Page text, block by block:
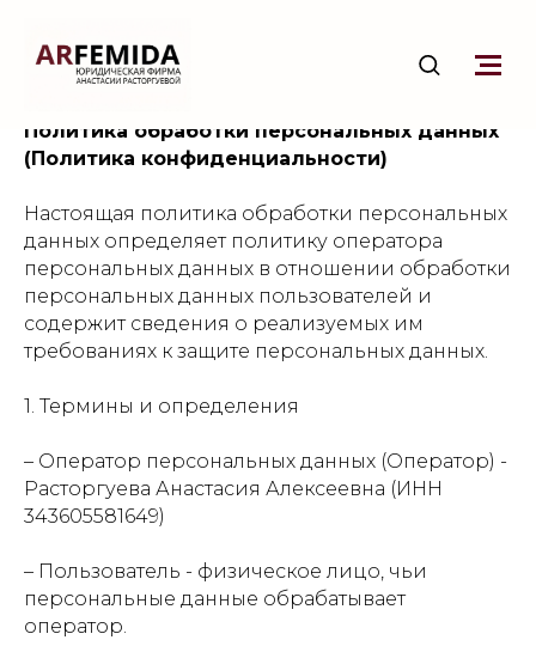
Политика обработки персональных данных
(Политика конфиденциальности)
Настоящая политика обработки персональных
данных определяет политику оператора
персональных данных в отношении обработки
персональных данных пользователей и
содержит сведения о реализуемых им
требованиях к защите персональных данных.
1. Термины и определения
– Оператор персональных данных (Оператор) -
Расторгуева Анастасия Алексеевна (ИНН
343605581649)
– Пользователь - физическое лицо, чьи
персональные данные обрабатывает
оператор.